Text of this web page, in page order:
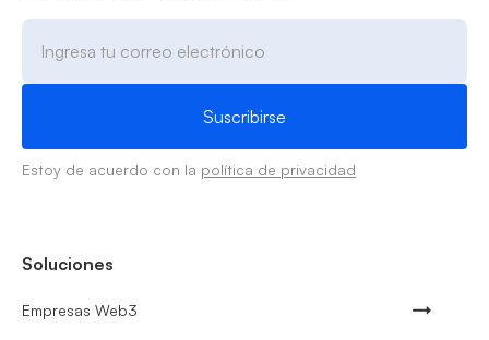
Estoy de acuerdo con la política de privacidad
Soluciones
Empresas Web3